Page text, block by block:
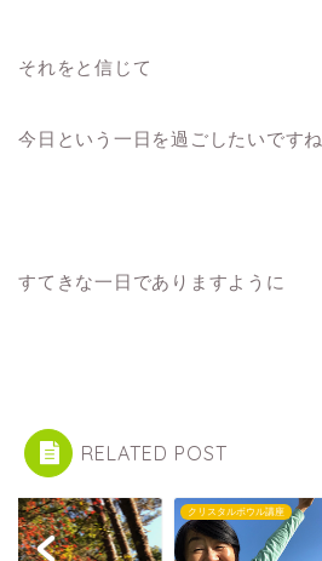
それをと信じて
今日という一日を過ごしたいですね
すてきな一日でありますように
RELATED POST
クリスタルボウル講座